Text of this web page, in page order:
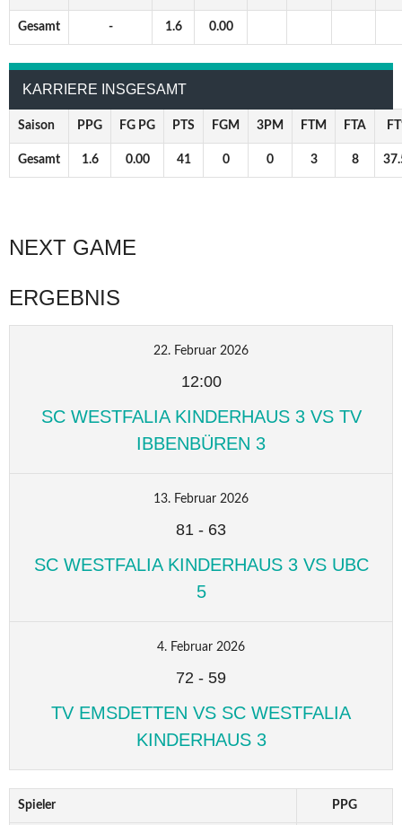
Gesamt - 1.6 0.00
KARRIERE INSGESAMT
Saison PPG FG PG PTS FGM 3PM FTM FTA
Gesamt 1.6 0.00 41 0 0 3 8
NEXT GAME
ERGEBNIS
22. Februar 2026
12:00
SC WESTFALIA KINDERHAUS 3 VS TV
IBBENBÜREN 3
13. Februar 2026
81 - 63
SC WESTFALIA KINDERHAUS 3 VS UBC
5
4. Februar 2026
72 - 59
TV EMSDETTEN VS SC WESTFALIA
KINDERHAUS 3
Spieler PPG